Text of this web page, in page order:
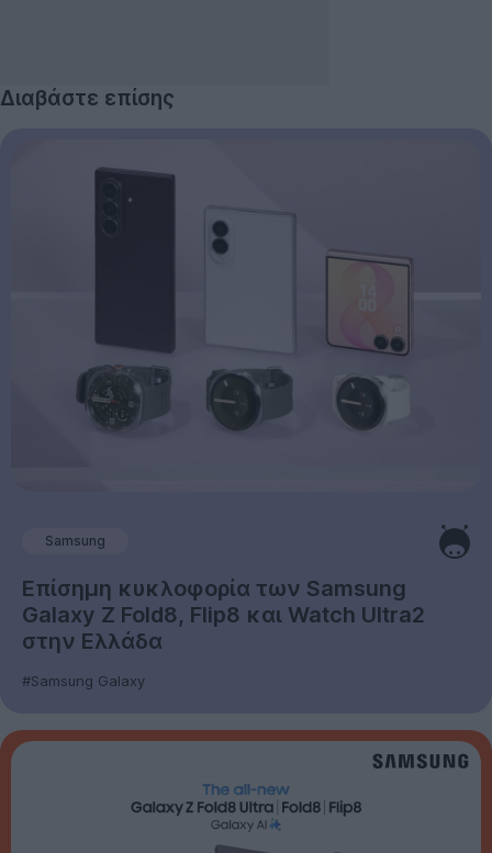
Διαβάστε επίσης
Samsung
Επίσημη κυκλοφορία των Samsung
Galaxy Z Fold8, Flip8 και Watch Ultra2
στην Ελλάδα
#Samsung Galaxy